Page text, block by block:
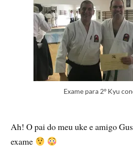
Exame para 2º Kyu
Ah! O pai do meu uke e amigo
exame